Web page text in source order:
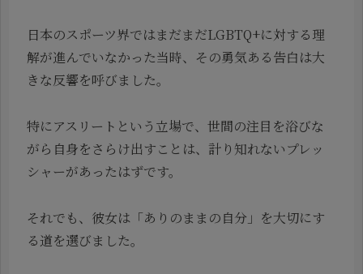
日本のスポーツ界ではまだまだLGBTQ+に対する理
解が進んでいなかった当時、その勇気ある告白は大
きな反響を呼びました。
特にアスリートという立場で、世間の注目を浴びな
がら自身をさらけ出すことは、計り知れないプレッ
シャーがあったはずです。
それでも、彼女は「ありのままの自分」を大切にす
る道を選びました。